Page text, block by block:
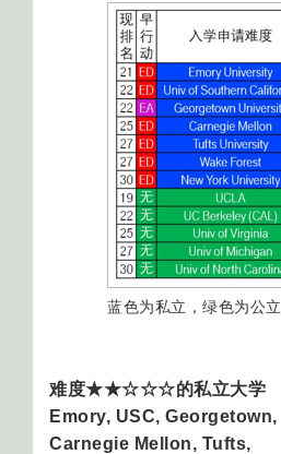
蓝色为私立，绿色为公立
难度★★☆☆☆的私立大学
Emory, USC, Georgetown,
Carnegie Mellon, Tufts,